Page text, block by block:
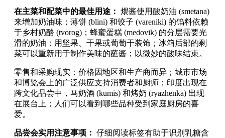
在主菜和配菜中的最佳用途： 煨酱使用酸奶油 (smetana)
来增加奶油味；薄饼 (blini) 和饺子 (vareniki) 的馅料依赖
于乡村奶酪 (tvorog)；蜂蜜蛋糕 (medovik) 的分层需要光
滑的奶油；用坚果、干果或葡萄干装饰；冰箱后部的剩
菜可以重新用于制作美味的蘸酱；以微妙的酸味结束。
零售和采购现实：价格因地区和生产商而异；城市市场
和博览会上的广泛供应支持消费者和厨师；印度出现在
跨文化品尝中，马奶酒 (kumis) 和烤奶 (ryazhenka) 出现
在展台上；人们可以看到哪些品种受到家庭厨房的喜
爱。
品尝会实用注意事项： 仔细阅读标签有助于识别乳糖含